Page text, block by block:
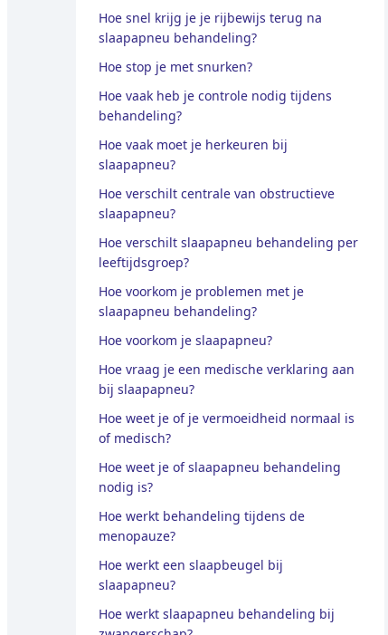
Hoe snel krijg je je rijbewijs terug na
slaapapneu behandeling?
Hoe stop je met snurken?
Hoe vaak heb je controle nodig tijdens
behandeling?
Hoe vaak moet je herkeuren bij
slaapapneu?
Hoe verschilt centrale van obstructieve
slaapapneu?
Hoe verschilt slaapapneu behandeling per
leeftijdsgroep?
Hoe voorkom je problemen met je
slaapapneu behandeling?
Hoe voorkom je slaapapneu?
Hoe vraag je een medische verklaring aan
bij slaapapneu?
Hoe weet je of je vermoeidheid normaal is
of medisch?
Hoe weet je of slaapapneu behandeling
nodig is?
Hoe werkt behandeling tijdens de
menopauze?
Hoe werkt een slaapbeugel bij
slaapapneu?
Hoe werkt slaapapneu behandeling bij